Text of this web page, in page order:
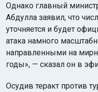
Однако главный
Абдулла заявил, что
уточняется и будет
атака намного
направленными на
годы», — сказал он в
Осудив теракт против